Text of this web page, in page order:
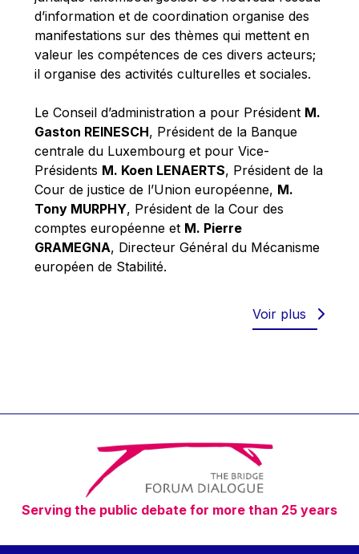
Nobuo Tanaka
Otmar Issing
Paolo Mengozzi
Paschal Donohoe
Pat Cox
Patrizia Nanz
Philippe Maystadt
Pierre Gramegna
Richard Pelly
Robert Goebbels
Robert REYNDERS
Timothy Radcliffe
Vaclav Klaus
Vassilios Skouris
Vítor Manuel da Silva Caldeira
Viviane Reding
Walter Hagg
d’information et de coordination organise des
manifestations sur des thèmes qui mettent en
valeur les compétences de ces divers acteurs;
il organise des activités culturelles et sociales.
Le Conseil d’administration a pour Président M.
Gaston REINESCH, Président de la Banque
centrale du Luxembourg et pour Vice-
Présidents M. Koen LENAERTS, Président de la
Cour de justice de l’Union européenne, M.
Tony MURPHY, Président de la Cour des
comptes européenne et M. Pierre
GRAMEGNA, Directeur Général du Mécanisme
européen de Stabilité.
Voir plus
Serving the public debate for more than 25 years